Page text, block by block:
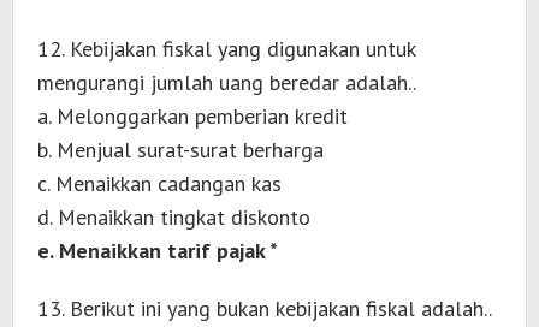
12. Kebijakan fiskal yang digunakan untuk
mengurangi jumlah uang beredar adalah..
a. Melonggarkan pemberian kredit
b. Menjual surat-surat berharga
c. Menaikkan cadangan kas
d. Menaikkan tingkat diskonto
e. Menaikkan tarif pajak *
13. Berikut ini yang bukan kebijakan fiskal adalah..